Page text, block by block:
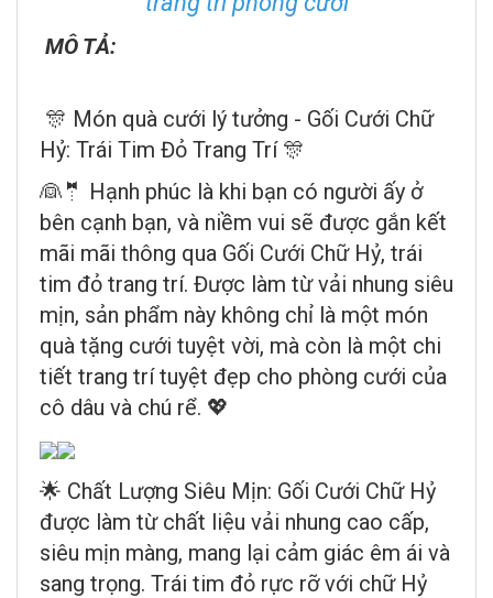
MÔ TẢ:
🎊 Món quà cưới lý tưởng - Gối Cưới Chữ
Hỷ: Trái Tim Đỏ Trang Trí 🎊
👰🤵 Hạnh phúc là khi bạn có người ấy ở
bên cạnh bạn, và niềm vui sẽ được gắn kết
mãi mãi thông qua Gối Cưới Chữ Hỷ, trái
tim đỏ trang trí. Được làm từ vải nhung siêu
mịn, sản phẩm này không chỉ là một món
quà tặng cưới tuyệt vời, mà còn là một chi
tiết trang trí tuyệt đẹp cho phòng cưới của
cô dâu và chú rể. 💖
🌟 Chất Lượng Siêu Mịn: Gối Cưới Chữ Hỷ
được làm từ chất liệu vải nhung cao cấp,
siêu mịn màng, mang lại cảm giác êm ái và
sang trọng. Trái tim đỏ rực rỡ với chữ Hỷ